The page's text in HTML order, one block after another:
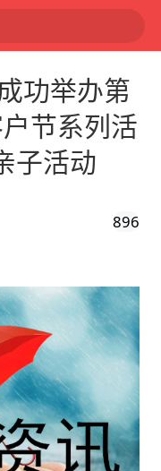
功举办第
节系列活
子活动
896